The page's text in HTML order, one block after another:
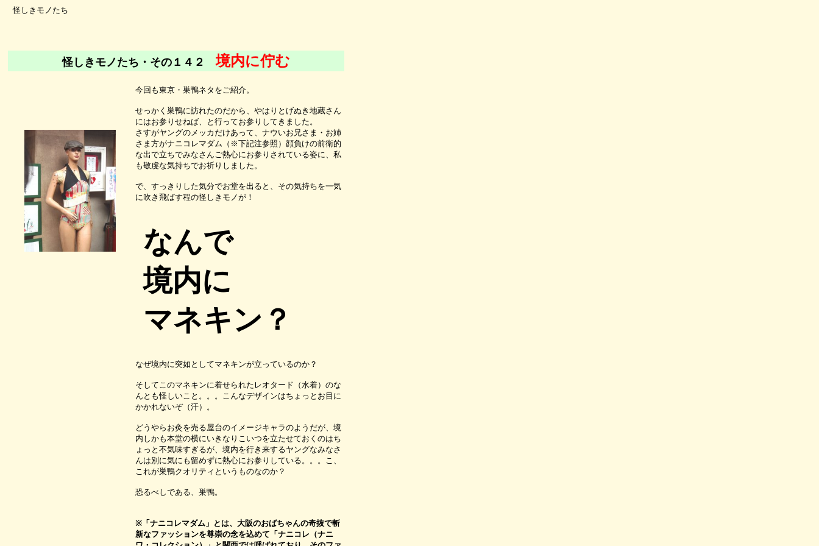
怪しきモノたち
怪しきモノたち・その１４２ 境内に佇む
今回も東京・巣鴨ネタをご紹介。
せっかく巣鴨に訪れたのだから、やはりとげぬき地蔵さん
にはお参りせねば、と行ってお参りしてきました。
さすがヤングのメッカだけあって、ナウいお兄さま・お姉
さま方がナニコレマダム（※下記注参照）顔負けの前衛的
な出で立ちでみなさんご熱心にお参りされている姿に、私
も敬虔な気持ちでお祈りしました。
で、すっきりした気分でお堂を出ると、その気持ちを一気
に吹き飛ばす程の怪しきモノが！
なんで
境内に
マネキン ？
なぜ境内に突如としてマネキンが立っているのか？
そしてこのマネキンに着せられたレオタード（水着）のな
んとも怪しいこと。。。こんなデザインはちょっとお目に
かかれないぞ（汗）。
どうやらお灸を売る屋台のイメージキャラのようだが、境
内しかも本堂の横にいきなりこいつを立たせておくのはち
ょっと不気味すぎるが、境内を行き来するヤングなみなさ
んは別に気にも留めずに熱心にお参りしている。。。こ、
これが巣鴨クオリティというものなのか？
恐るべしである、巣鴨。
※「ナニコレマダム」とは、大阪のおばちゃんの奇抜で斬
新なファッションを尊崇の念を込めて「ナニコレ（ナニ